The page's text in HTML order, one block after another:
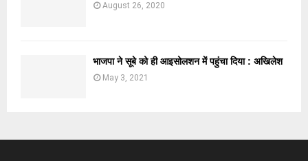
August 26, 2020
भाजपा ने सूबे को ही आइसोलशन में पहुंचा दिया : अखिलेश
May 3, 2021